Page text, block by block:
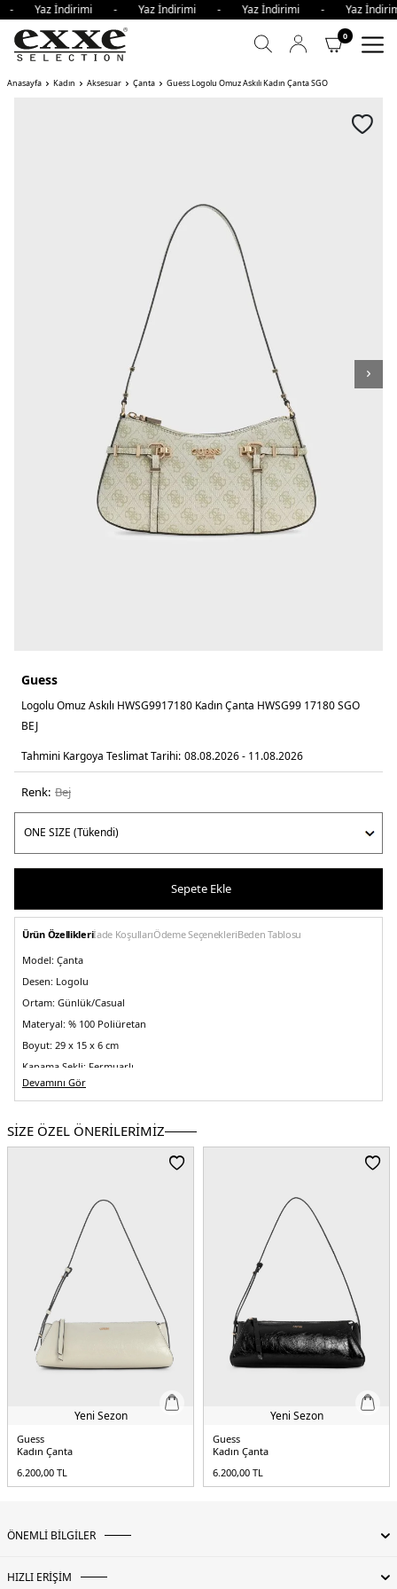
- Yaz İndirimi - Yaz İndirimi - Yaz İndirimi - Yaz
0
Anasayfa Kadın Aksesuar Çanta Guess Logolu Omuz Askılı Kadın Çanta SGO
Guess
Logolu Omuz Askılı HWSG9917180 Kadın Çanta HWSG99 17180 SGO
BEJ
Tahmini Kargoya Teslimat Tarihi: 08.08.2026 - 11.08.2026
Renk: bej
Sepete Ekle
Ürün Özellikleriİade KoşullarıÖdeme SeçenekleriBeden Tablosu
Model: Çanta
Desen: Logolu
Ortam: Günlük/Casual
Materyal: % 100 Poliüretan
Boyut: 29 x 15 x 6 cm
Kapama Şekli: Fermuarlı
Yaş Grubu:Yetişkin
Menşei:Türkiye
5DY2HWSG9917180SGO.17
Devamını Gör
SİZE ÖZEL ÖNERİLERİMİZ
Yeni Sezon
Guess
Kadın Çanta
6.200,00 TL
Yeni Sezon
Guess
Kadın Çanta
6.200,00 TL
ÖNEMLİ BİLGİLER
HIZLI ERİŞİM